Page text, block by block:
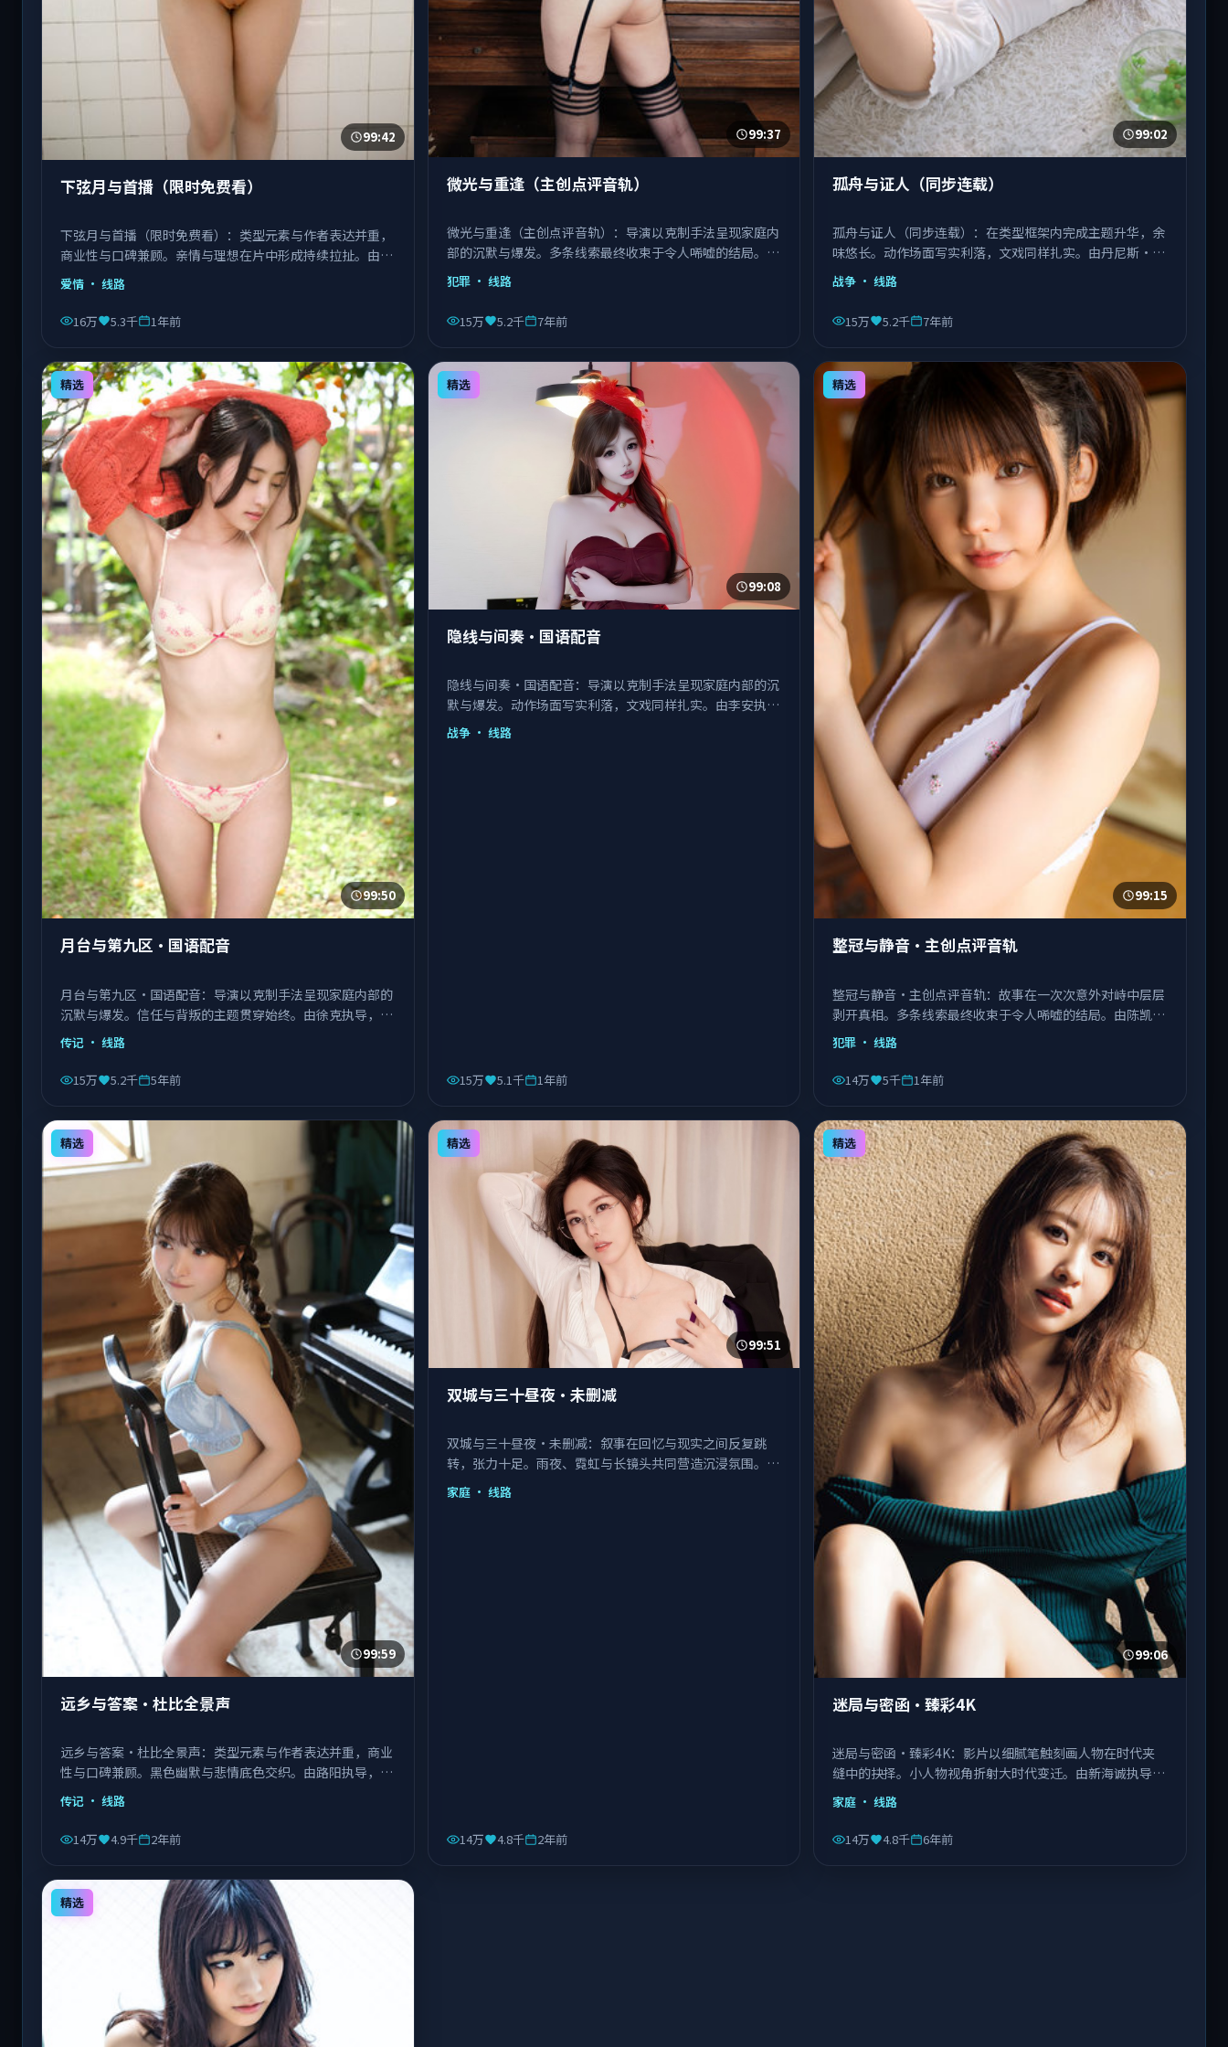
99:42
下弦月与首播（限时免费看）
下弦月与首播（限时免费看）：类型元素与作者表达并重，
商业性与口碑兼顾。亲情与理想在片中形成持续拉扯。由饶
晓志执导，白宇、刘亦菲、肖央等主演，中国台湾出品，类
型为爱情。
爱情 · 线路
16万 5.3千 1年前
99:37
微光与重逢（主创点评音轨）
微光与重逢（主创点评音轨）：导演以克制手法呈现家庭内
部的沉默与爆发。多条线索最终收束于令人唏嘘的结局。由
徐克执导，刘德华、巩俐、宋康昊等主演，日本出品，类型
为犯罪。
犯罪· 线路
15万 5.2千 7年前
99:02
孤舟与证人（同步连载）
孤舟与证人（同步连载）：在类型框架内完成主题升华，余
味悠长。动作场面写实利落，文戏同样扎实。由丹尼斯·维
伦纽瓦执导，文淇、宋康昊、长泽雅美等主演，越南出品，
类型为战争。
战争 · 线路
15万 5.2千 7年前
精选
99:50
月台与第九区·国语配音
月台与第九区·国语配音：导演以克制手法呈现家庭内部的
沉默与爆发。信任与背叛的主题贯穿始终。由徐克执导，章
子怡、菅田将晖、张子枫等主演，中国台湾出品，类型为传
记。
传记 · 线路
15万 5.2千 5年前
精选
99:08
隐线与间奏·国语配音
隐线与间奏·国语配音：导演以克制手法呈现家庭内部的沉
默与爆发。动作场面写实利落，文戏同样扎实。由李安执
导，王景春、艾伦、赵丽颖等主演，中国大陆出品，类型为
战争。
战争· 线路
15万 5.1千 1年前
精选
99:15
整冠与静音·主创点评音轨
整冠与静音·主创点评音轨：故事在一次次意外对峙中层层
剥开真相。多条线索最终收束于令人唏嘘的结局。由陈凯歌
执导，乔杉、沈腾、易烊千玺等主演，泰国出品，类型为犯
罪。
犯罪 · 线路
14万 5千 1年前
精选
99:59
远乡与答案·杜比全景声
远乡与答案·杜比全景声：类型元素与作者表达并重，商业
性与口碑兼顾。黑色幽默与悲情底色交织。由路阳执导，张
译、肖战、杨紫琼等主演，中国香港出品，类型为传记。
传记 · 线路
14万 4.9千 2年前
精选
99:51
双城与三十昼夜·未删减
双城与三十昼夜·未删减：叙事在回忆与现实之间反复跳
转，张力十足。雨夜、霓虹与长镜头共同营造沉浸氛围。由
陈凯歌执导，佟丽娅、马丽、瑛太等主演，韩国出品，类型
为家庭。
家庭· 线路
14万 4.8千 2年前
精选
99:06
迷局与密函·臻彩4K
迷局与密函·臻彩4K：影片以细腻笔触刻画人物在时代夹
缝中的抉择。小人物视角折射大时代变迁。由新海诚执导，
刘德华、王景春、王凯等主演，泰国出品，类型为家庭。
家庭 · 线路
14万 4.8千 6年前
精选